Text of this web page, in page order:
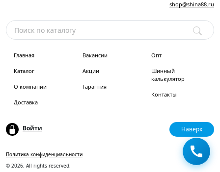
shop@shina88.ru
Главная
Каталог
О компании
Доставка
Вакансии
Акции
Гарантия
Опт
Шинный
калькулятор
Контакты
Войти Наверх
Политика конфиденциальности
© 2026. All rights reserved.